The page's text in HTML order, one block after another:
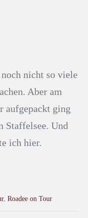
nicht so viele
Aber am
aufgepackt ging
Staffelsee. Und
ich hier.
, Roadee on Tour